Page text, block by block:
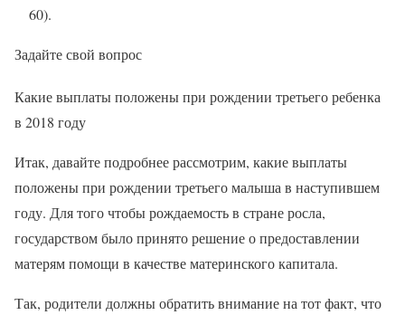
60).
Задайте свой вопрос
Какие выплаты положены при рождении третьего ребенка
в 2018 году
Итак, давайте подробнее рассмотрим, какие выплаты
положены при рождении третьего малыша в наступившем
году. Для того чтобы рождаемость в стране росла,
государством было принято решение о предоставлении
матерям помощи в качестве материнского капитала.
Так, родители должны обратить внимание на тот факт, что